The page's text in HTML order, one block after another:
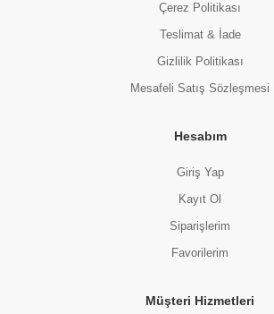
Çerez Politikası
Teslimat & İade
Gizlilik Politikası
Mesafeli Satış Sözleşmesi
Hesabım
Giriş Yap
Kayıt Ol
Siparişlerim
Favorilerim
Müşteri Hizmetleri